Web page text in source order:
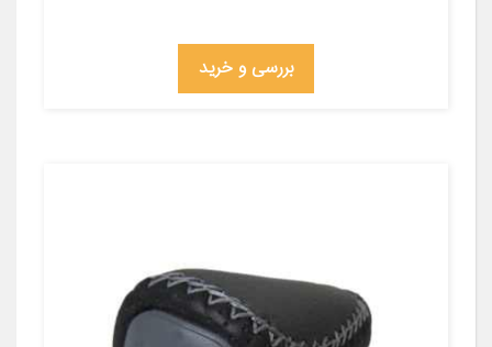
بررسی و خرید